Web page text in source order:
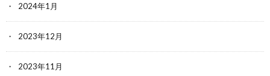
2024年1月
2023年12月
2023年11月